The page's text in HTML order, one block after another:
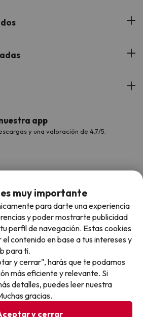
clientes
app
y una valoración de 4,7/5.
muy importante
para darte una experiencia
y poder mostrarte publicidad
perfil de navegación. Estas cookies
contenido en base a tus intereses y
para ti.
y cerrar", harás que te podamos
más eficiente y relevante. Si
detalles, puedes leer nuestra
gracias.
y cerrar